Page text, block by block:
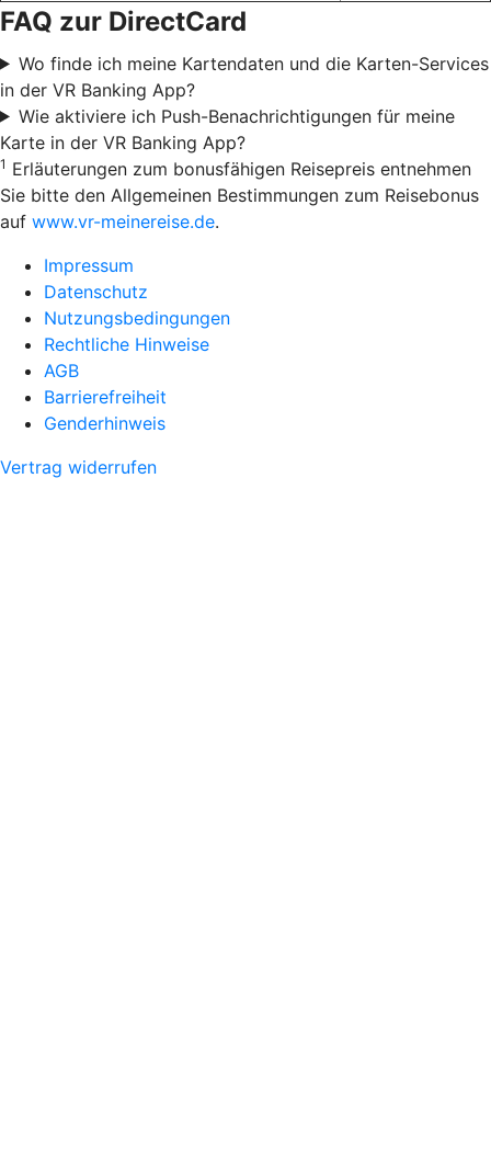
FAQ zur DirectCard
Wo finde ich meine Kartendaten und die Karten-Services
in der VR Banking App?
Wie aktiviere ich Push-Benachrichtigungen für meine
Karte in der VR Banking App?
1 Erläuterungen zum bonusfähigen Reisepreis entnehmen
Sie bitte den Allgemeinen Bestimmungen zum Reisebonus
auf www.vr-meinereise.de.
Impressum
Datenschutz
Nutzungsbedingungen
Rechtliche Hinweise
AGB
Barrierefreiheit
Genderhinweis
Vertrag widerrufen